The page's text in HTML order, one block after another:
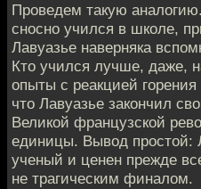
Проведем такую
сносно учился в школе,
Лавуазье наверняка
Кто учился лучше, даже,
опыты с реакцией
что Лавуазье закончил
Великой французской
единицы. Вывод простой:
ученый и ценен прежде
не трагическим финалом.